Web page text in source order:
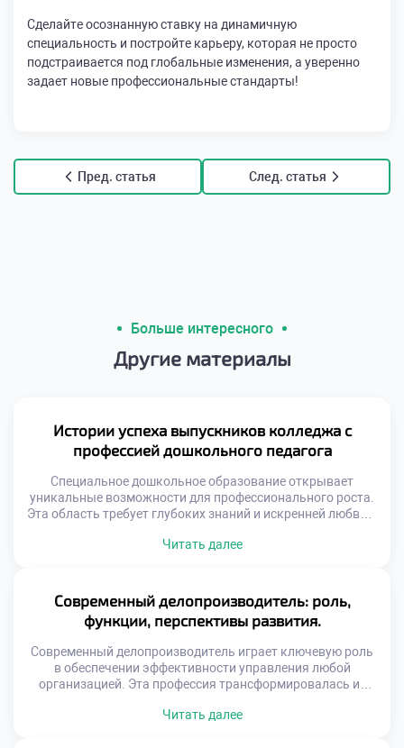
Сделайте осознанную ставку на динамичную
специальность и постройте карьеру, которая не просто
подстраивается под глобальные изменения, а уверенно
задает новые профессиональные стандарты!
Пред. статья След. статья
Больше интересного
Другие материалы
Истории успеха выпускников колледжа с
профессией дошкольного педагога
Специальное дошкольное образование открывает
уникальные возможности для профессионального роста.
Эта область требует глубоких знаний и искренней любви к
наставниками для маленьких личностей. Их труд
уважаемой в обществе. Сегодня спрос на
квалифицированных специалистов только возрастает.
Родители ищут лучших воспитателей для […]
Читать далее
Современный делопроизводитель: роль,
функции, перспективы развития.
Современный делопроизводитель играет ключевую роль
в обеспечении эффективности управления любой
организацией. Эта профессия трансформировалась из
бизнеса. Специалист сегодня управляет
Читать далее